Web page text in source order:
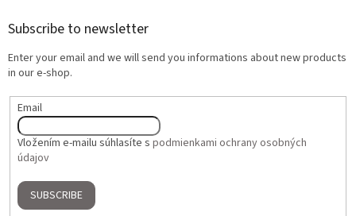
Subscribe to newsletter
Enter your email and we will send you informations about new products
in our e-shop.
Email
Vložením e-mailu súhlasíte s podmienkami ochrany osobných
údajov
SUBSCRIBE